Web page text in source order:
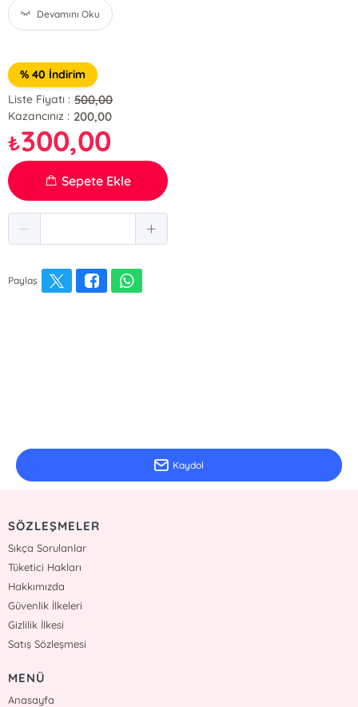
Devamını Oku
% 40 İndirim
Liste Fiyatı : 500,00
Kazancınız : 200,00
₺300,00
Sepete Ekle
Paylaş
Kaydol
SÖZLEŞMELER
Sıkça Sorulanlar
Tüketici Hakları
Hakkımızda
Güvenlik İlkeleri
Gizlilik İlkesi
Satış Sözleşmesi
MENÜ
Anasayfa